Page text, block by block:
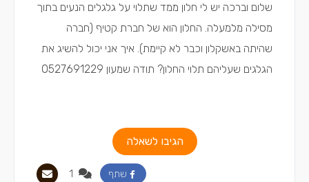
שלום וברכה יש לי חלון ממד שתלוי על גלגלים הנעים בתוך
מסילה מלמעלה. החלון הוא של חברת קטיף (חברה
שהיתה באשקלון וכבר לא קיימת). איך אני יכול להשיג את
הגלגים שעליהם תלוי החלון? תודה שמעון 0527691229
הגיבו לשאלה
שתף